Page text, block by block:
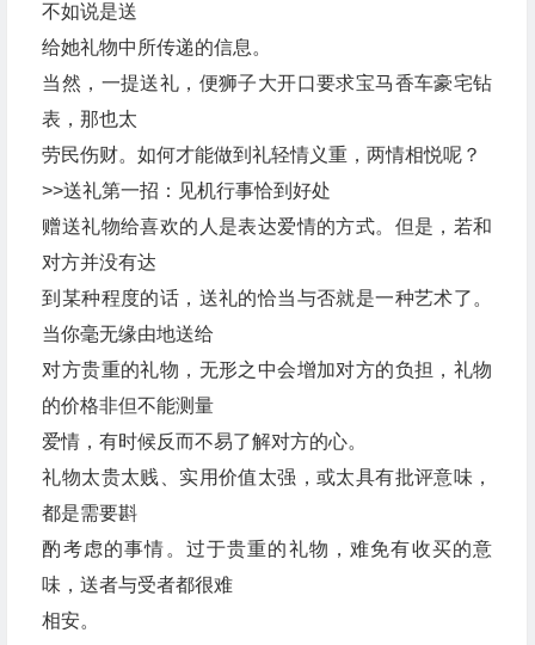
不如说是送
给她礼物中所传递的信息。
当然，一提送礼，便狮子大开口要求宝马香车豪宅钻
表，那也太
劳民伤财。如何才能做到礼轻情义重，两情相悦呢？
>>送礼第一招：见机行事恰到好处
赠送礼物给喜欢的人是表达爱情的方式。但是，若和
对方并没有达
到某种程度的话，送礼的恰当与否就是一种艺术了。
当你毫无缘由地送给
对方贵重的礼物，无形之中会增加对方的负担，礼物
的价格非但不能测量
爱情，有时候反而不易了解对方的心。
礼物太贵太贱、实用价值太强，或太具有批评意味，
都是需要斟
酌考虑的事情。过于贵重的礼物，难免有收买的意
味，送者与受者都很难
相安。